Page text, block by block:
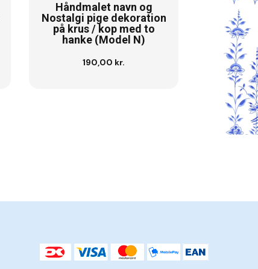
Håndmalet navn og
Nostalgi pige dekoration
på krus / kop med to
hanke (Model N)
190,00 kr.
Se vare